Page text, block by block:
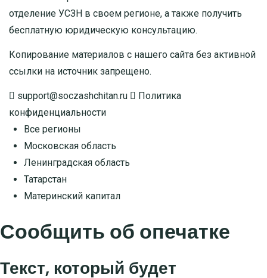
отделение УСЗН в своем регионе, а также получить
бесплатную юридическую консультацию.
Копирование материалов с нашего сайта без активной
ссылки на источник запрещено.
support@soczashchitan.ru
Политика
конфиденциальности
Все регионы
Московская область
Ленинградская область
Татарстан
Материнский капитал
Сообщить об опечатке
Текст, который будет